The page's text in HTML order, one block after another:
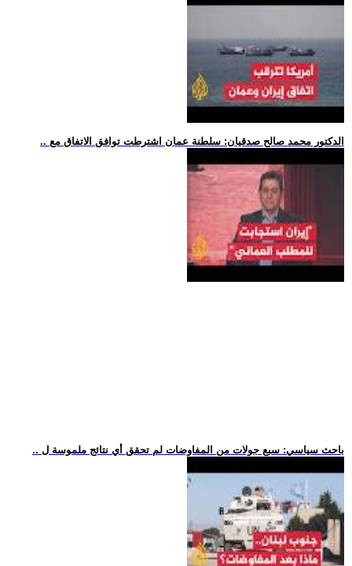
.. الدكتور محمد صالح صدقيان: سلطنة عمان اشترطت توافق الاتفاق مع
.. باحث سياسي: سبع جولات من المفاوضات لم تحقق أي نتائج ملموسة ل